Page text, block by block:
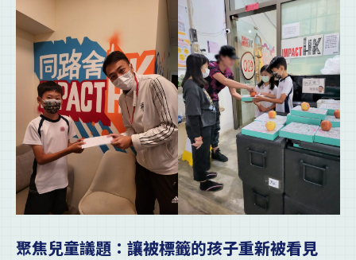
聚焦兒童議題：讓被標籤的孩子重新被看見